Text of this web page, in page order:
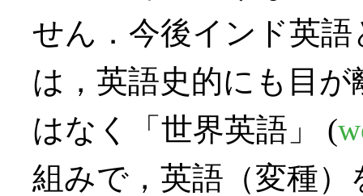
せん．今後インド英
は，英語史的にも目
はなく「世界英語」 (
組みで，英語（変種